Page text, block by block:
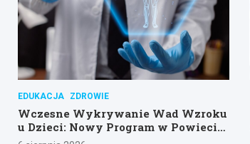
EDUKACJA ZDROWIE
Wczesne Wykrywanie Wad Wzroku
u Dzieci: Nowy Program w Powiecie
Poznańskim